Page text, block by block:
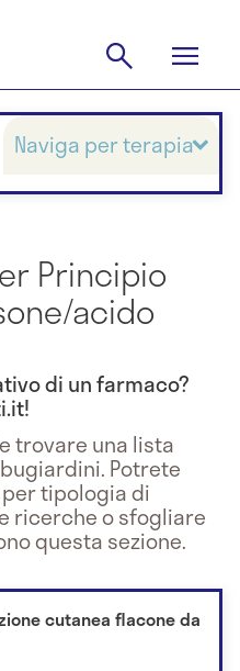
Principio
acido
di un farmaco?
trovare una lista
Potrete
tipologia di
ricerche o sfogliare
questa sezione.
cutanea flacone da
Naviga per terapia